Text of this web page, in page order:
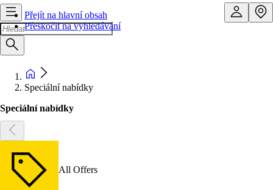
Přejít na hlavní obsah
Přeskočit na vyhledávání
Speciální nabídky
Speciální nabídky
All Offers